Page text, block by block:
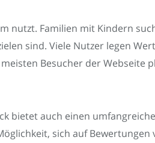
nutzt. Familien mit Kindern
sind. Viele Nutzer legen
Besucher der Webseite
bietet auch einen
sich auf Bewertungen